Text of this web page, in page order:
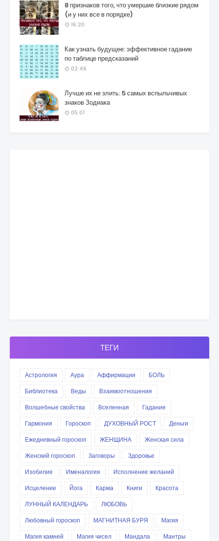
8 признаков того, что умершие близкие рядом
(и у них все в порядке)
16:20
Как узнать будущее: эффективное гадание
по таблице предсказаний
02:46
Лучше их не злить: 5 самых вспыльчивых
знаков Зодиака
05:01
ТЕГИ
Астрология Аура Аффирмации
БОЛЬ
Библиотека
Веды
Взаимоотношения
Волшебные свойства
Вселенная
Гадание
Гармония
Гороскоп ДУХОВНЫЙ РОСТ
Деньги
Ежедневный гороскоп
ЖЕНЩИНА
Женская сила
Женский гороскоп
Заговоры
Здоровье
Изобилие
Именалогия
Исполнение желаний
Исцеление
Йога Карма Книги
Красота
ЛУННЫЙ КАЛЕНДАРЬ
ЛЮБОВЬ
Любовный гороскоп
МАГНИТНАЯ БУРЯ
Магия
Магия камней
Магия чисел Мандала
Мантры